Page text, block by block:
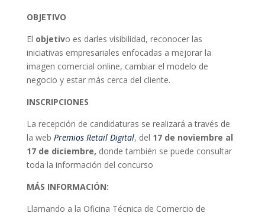
OBJETIVO
El objetivo es darles visibilidad, reconocer las
iniciativas empresariales enfocadas a mejorar la
imagen comercial online, cambiar el modelo de
negocio y estar más cerca del cliente.
INSCRIPCIONES
La recepción de candidaturas se realizará a través de
la web Premios Retail Digital, del 17 de noviembre al
17 de diciembre, donde también se puede consultar
toda la información del concurso
MÁS INFORMACIÓN:
Llamando a la Oficina Técnica de Comercio de